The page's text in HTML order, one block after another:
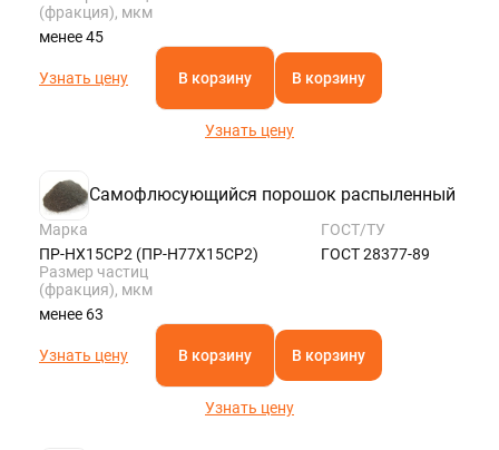
(фракция), мкм
менее 45
Узнать цену В корзину В корзину
Узнать цену
Самофлюсующийся порошок распыленный
Марка
ПР-НХ15СР2 (ПР-Н77Х15СР2)
ГОСТ/ТУ
ГОСТ 28377-89
Размер частиц
(фракция), мкм
менее 63
Узнать цену В корзину В корзину
Узнать цену